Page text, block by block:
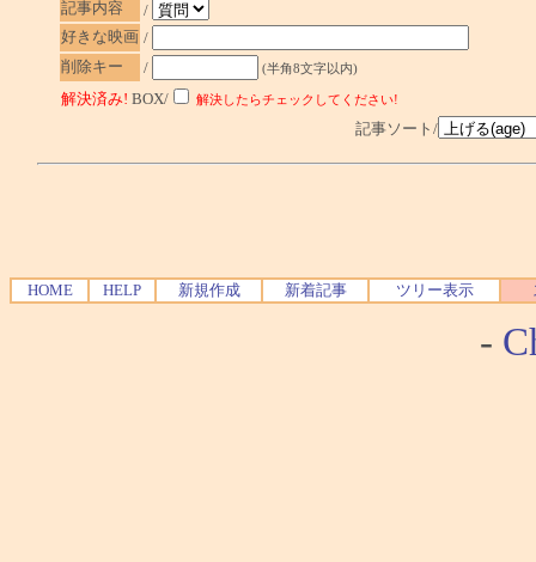
記事内容
/
好きな映画 /
削除キー
/ (半角8文字以内)
解決済み! BOX/ 解決したらチェックしてください!
記事ソート/
HOME HELP 新規作成 新着記事 ツリー表示
-